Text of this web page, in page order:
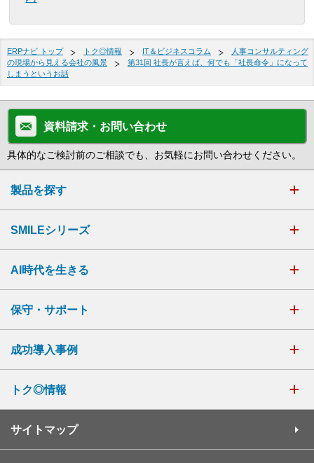
ERPナビ トップ トク◎情報 IT＆ビジネスコラム
人事コンサルティング
の現場から見える会社の風景
第31回 社長が言えば、何でも「社長命令」になって
しまうというお話
資料請求・お問い合わせ
具体的なご検討前のご相談でも、お気軽にお問い合わせください。
製品を探す
SMILEシリーズ
AI時代を生きる
保守・サポート
成功導入事例
トク◎情報
サイトマップ